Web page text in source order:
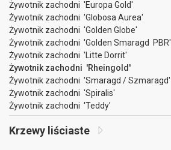
Żywotnik zachodni 'Europa Gold'
Żywotnik zachodni 'Globosa Aurea'
Żywotnik zachodni 'Golden Globe'
Żywotnik zachodni 'Golden Smaragd PBR'
Żywotnik zachodni 'Litte Dorrit'
Żywotnik zachodni 'Rheingold'
Żywotnik zachodni 'Smaragd / Szmaragd'
Żywotnik zachodni 'Spiralis'
Żywotnik zachodni 'Teddy'
Krzewy liściaste